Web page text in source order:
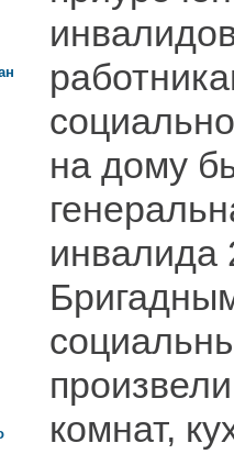
на дому
инвалида
комнат,